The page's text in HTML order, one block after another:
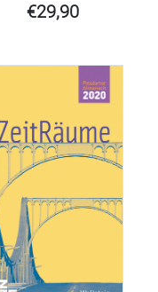
€29,90